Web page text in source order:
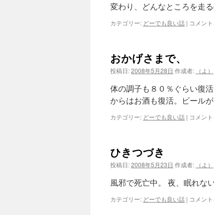
変わり、どんなところを走
カテゴリー: どーでも良い話 | 王
き
ま
し
た
は
コメン
おかげさまで、
投稿日:2008年5月28日 作成者: （よ）
体の調子も８０％ぐらい復
からはお酒も復活。ビール
カテゴリー: どーでも良い話 | お
で、
は
コメン
ひきつづき
投稿日:2008年5月23日 作成者: （よ）
風邪で死亡中。 夜、眠れな
カテゴリー: どーでも良い話 | ひ
コメン